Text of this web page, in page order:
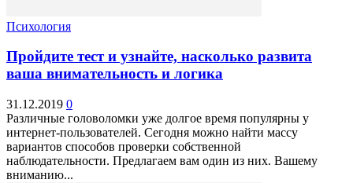
Психология
Пройдите тест и узнайте, насколько развита
ваша внимательность и логика
31.12.2019 0
Различные головоломки уже долгое время популярны у
интернет-пользователей. Сегодня можно найти массу
вариантов способов проверки собственной
наблюдательности. Предлагаем вам один из них. Вашему
вниманию...